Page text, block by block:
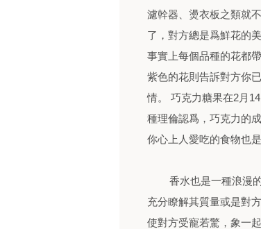
濾幹器、燙衣板之類就
了，對方總是爲鮮花的
事實上每個品種的花都
紫色的花則告訴對方你
情。 巧克力糖果在2月
種理倫認爲，巧克力的
你心上人愛吃的食物也
香水也是一種浪漫的
充分瞭解其質量或是對
使對方受寵若驚，象一